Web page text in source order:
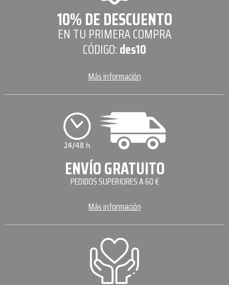
10% DE DESCUENTO
EN TU PRIMERA COMPRA
CÓDIGO:des10
Más información
ENVÍO GRATUITO
PEDIDOS SUPERIORES A 60 €
Más información